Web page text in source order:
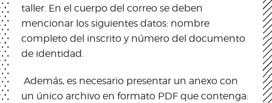
taller. En el cuerpo del correo se deben
mencionar los siguientes datos: nombre
completo del inscrito y número del documento
de identidad.
Además, es necesario presentar un anexo con
un único archivo en formato PDF que contenga: